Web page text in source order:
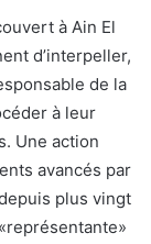
à Ain El
d’interpeller,
de la
à leur
Une action
avancés par
plus vingt